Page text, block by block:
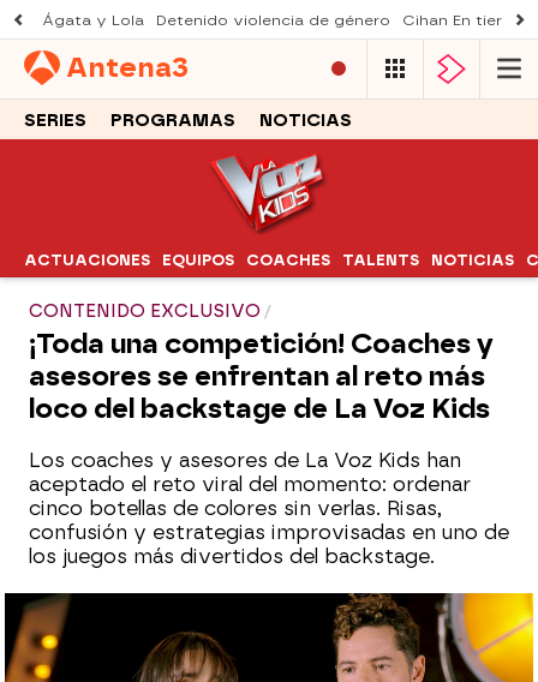
Ágata y Lola Detenido violencia de género Cihan En tierra
Antena3
SERIES PROGRAMAS NOTICIAS
ACTUACIONES EQUIPOS COACHES TALENTS NOTICIAS
CONTENIDO EXCLUSIVO
¡Toda una competición! Coaches y
asesores se enfrentan al reto más
loco del backstage de La Voz Kids
Los coaches y asesores de La Voz Kids han
aceptado el reto viral del momento: ordenar
cinco botellas de colores sin verlas. Risas,
confusión y estrategias improvisadas en uno de
los juegos más divertidos del backstage.
Cuatro equipos, una misma misión: elegir
a los mejores talents en la Gran Batalla de
La Voz Kids